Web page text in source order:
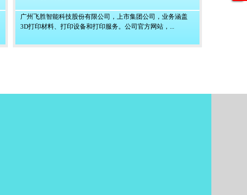
广州飞胜智能科技股份有限公司，上市集团公司，业务涵盖
3D打印材料、打印设备和打印服务。公司官方网站，...